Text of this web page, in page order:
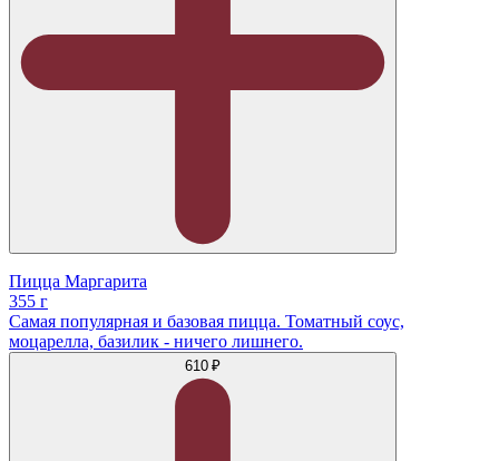
Пицца Маргарита
355 г
Самая популярная и базовая пицца. Томатный соус,
моцарелла, базилик - ничего лишнего.
610 ₽